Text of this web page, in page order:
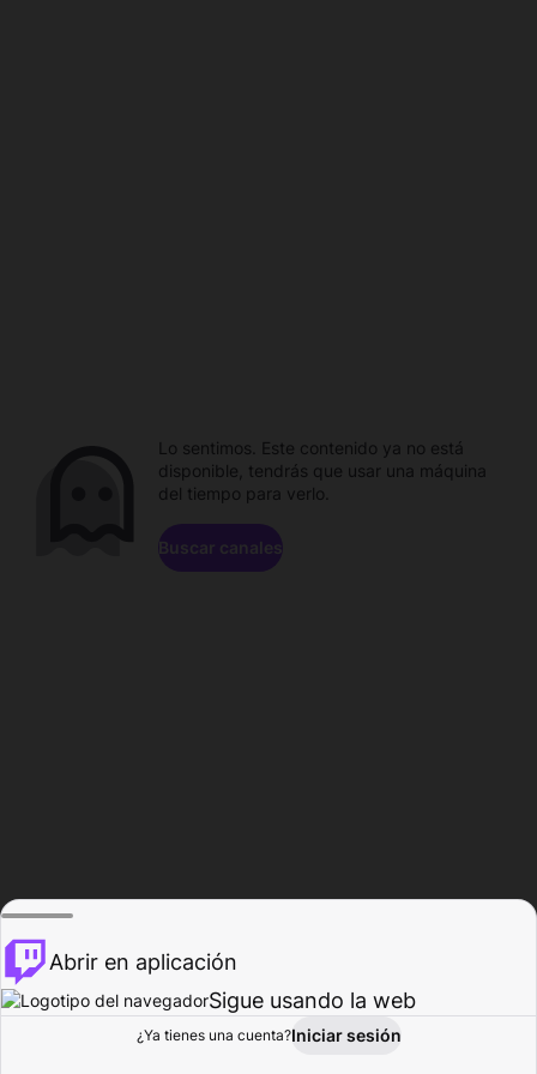
Explorar Actividad
Lo sentimos. Este contenido ya no está
disponible, tendrás que usar una máquina
del tiempo para verlo.
Buscar canales
Abrir en aplicación
Sigue usando la web
¿Ya tienes una cuenta?Iniciar sesión